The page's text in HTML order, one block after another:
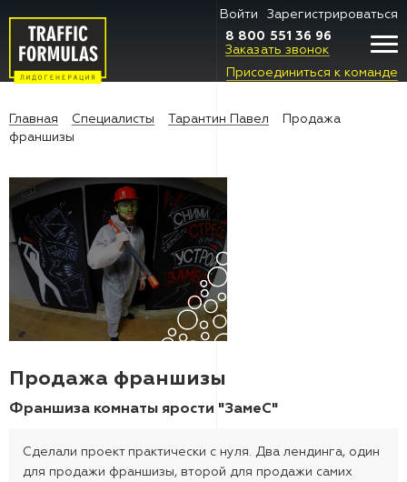
Присоединиться к команде
Войти
Зарегистрироваться
8 800 551 36 96
Заказать звонок
Главная Специалисты Тарантин Павел
Продажа
франшизы
Продажа франшизы
Франшиза комнаты ярости "ЗамеС"
Сделали проект практически с нуля. Два лендинга, один
для продажи франшизы, второй для продажи самих